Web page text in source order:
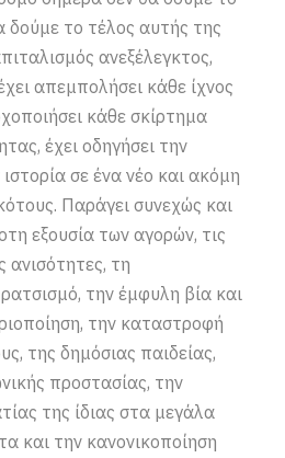
δούμε το τέλος αυτής της
ανεξέλεγκτος,
απεμπολήσει κάθε ίχνος
κάθε σκίρτημα
έχει οδηγήσει την
σε ένα νέο και ακόμη
Παράγει συνεχώς και
εξουσία των αγορών, τις
ανισότητες, τη
την έμφυλη βία και
την καταστροφή
της δημόσιας παιδείας,
προστασίας, την
της ίδιας στα μεγάλα
και την κανονικοποίηση